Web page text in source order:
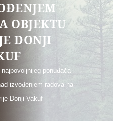
OBJEKTU
DONJI
ponuđača-
izvođenjem radova na
Donji Vakuf